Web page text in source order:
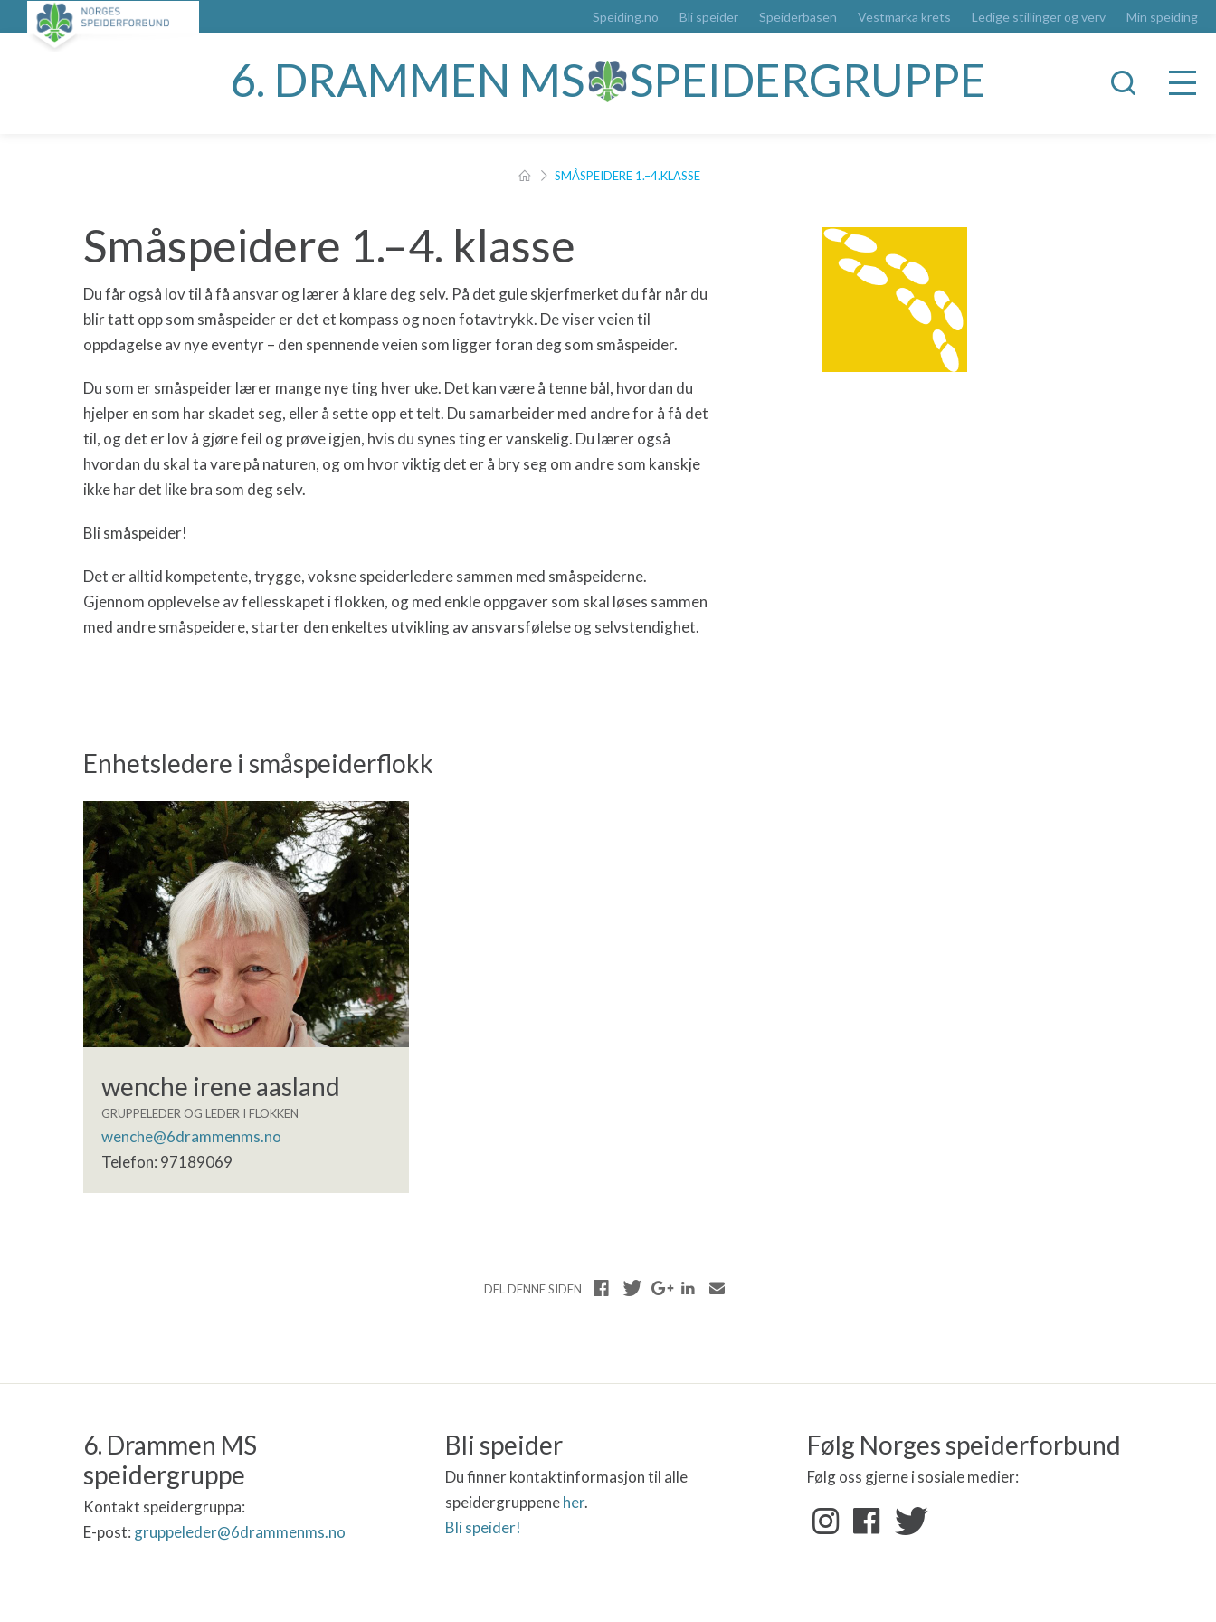
Speiding.no Bli speider Speiderbasen Vestmarka krets Ledige stillinger og verv Min speiding
6. DRAMMEN MS SPEIDERGRUPPE
SMÅSPEIDERE 1.–4.KLASSE
Småspeidere 1.–4. klasse
Du får også lov til å få ansvar og lærer å klare deg selv. På det gule skjerfmerket du får når du
blir tatt opp som småspeider er det et kompass og noen fotavtrykk. De viser veien til
oppdagelse av nye eventyr – den spennende veien som ligger foran deg som småspeider.
Du som er småspeider lærer mange nye ting hver uke. Det kan være å tenne bål, hvordan du
hjelper en som har skadet seg, eller å sette opp et telt. Du samarbeider med andre for å få det
til, og det er lov å gjøre feil og prøve igjen, hvis du synes ting er vanskelig. Du lærer også
hvordan du skal ta vare på naturen, og om hvor viktig det er å bry seg om andre som kanskje
ikke har det like bra som deg selv.
Bli småspeider!
Det er alltid kompetente, trygge, voksne speiderledere sammen med småspeiderne.
Gjennom opplevelse av fellesskapet i flokken, og med enkle oppgaver som skal løses sammen
med andre småspeidere, starter den enkeltes utvikling av ansvarsfølelse og selvstendighet.
Enhetsledere i småspeiderflokk
wenche irene aasland
GRUPPELEDER OG LEDER I FLOKKEN
wenche@6drammenms.no
Telefon: 97189069
DEL DENNE SIDEN
6. Drammen MS
speidergruppe
Kontakt speidergruppa:
E-post: gruppeleder@6drammenms.no
Bli speider
Du finner kontaktinformasjon til alle
speidergruppeneher.
Bli speider!
Følg Norges speiderforbund
Følg oss gjerne i sosiale medier: